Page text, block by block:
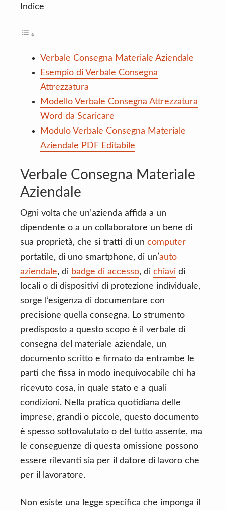
Indice
Verbale Consegna Materiale Aziendale
Esempio di Verbale Consegna
Attrezzatura
Modello Verbale Consegna Attrezzatura
Word da Scaricare
Modulo Verbale Consegna Materiale
Aziendale PDF Editabile
Verbale Consegna Materiale
Aziendale
Ogni volta che un’azienda affida a un
dipendente o a un collaboratore un bene di
sua proprietà, che si tratti di un computer
portatile, di uno smartphone, di un’auto
aziendale, di badge di accesso, di chiavi di
locali o di dispositivi di protezione individuale,
sorge l’esigenza di documentare con
precisione quella consegna. Lo strumento
predisposto a questo scopo è il verbale di
consegna del materiale aziendale, un
documento scritto e firmato da entrambe le
parti che fissa in modo inequivocabile chi ha
ricevuto cosa, in quale stato e a quali
condizioni. Nella pratica quotidiana delle
imprese, grandi o piccole, questo documento
è spesso sottovalutato o del tutto assente, ma
le conseguenze di questa omissione possono
essere rilevanti sia per il datore di lavoro che
per il lavoratore.
Non esiste una legge specifica che imponga il